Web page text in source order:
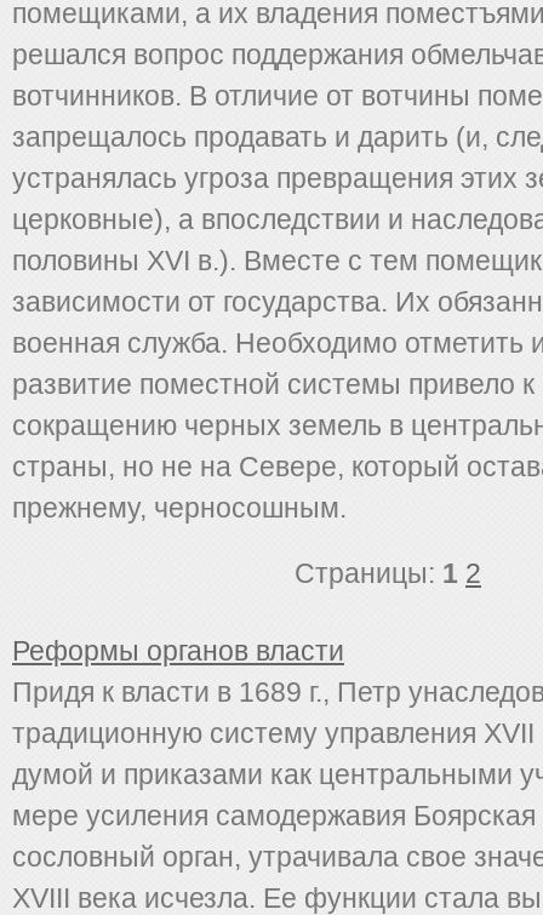
помещиками, а их владения
решался вопрос поддержания
вотчинников. В отличие от вотчины
запрещалось продавать и дарить (и,
устранялась угроза превращения этих
церковные), а впоследствии и
половины XVI в.). Вместе с тем
зависимости от государства. Их
военная служба. Необходимо отметить
развитие поместной системы привело к
сокращению черных земель в
страны, но не на Севере, который
прежнему, черносошным.
Страницы: 1 2
Реформы органов власти
Придя к власти в 1689 г., Петр
традиционную систему управления XVII
думой и приказами как центральными
мере усиления самодержавия Боярская
сословный орган, утрачивала свое
XVIII века исчезла. Ее функции стала